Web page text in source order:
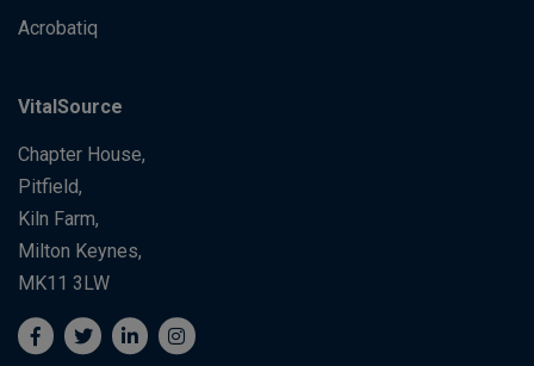
Acrobatiq
VitalSource
Chapter House,
Pitfield,
Kiln Farm,
Milton Keynes,
MK11 3LW